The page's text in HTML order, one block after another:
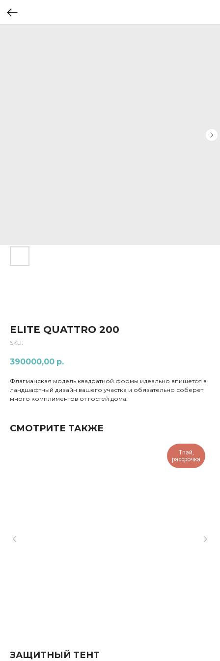
ELITE QUATTRO 200
SKU:
390000,00 р.
Флагманская модель квадратной формы идеально впишется в
ландшафтный дизайн вашего участка и обязательно соберет
много комплиментов от гостей дома.
СМОТРИТЕ ТАКЖЕ
Тпэй,
рассрочка
ЗАЩИТНЫЙ ТЕНТ